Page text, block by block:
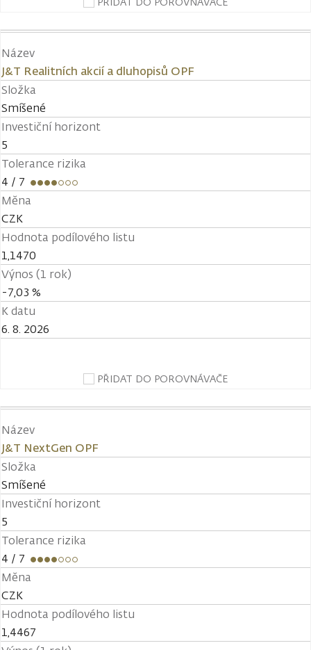
Název
J&T Realitních akcií a dluhopisů OPF
Složka
Smíšené
Investiční horizont
5
Tolerance rizika
4 / 7
Měna
CZK
Hodnota podílového listu
1,1470
Výnos (1 rok)
-7,03 %
K datu
6. 8. 2026
PŘIDAT DO POROVNÁVAČE
Název
J&T NextGen OPF
Složka
Smíšené
Investiční horizont
5
Tolerance rizika
4 / 7
Měna
CZK
Hodnota podílového listu
1,4467